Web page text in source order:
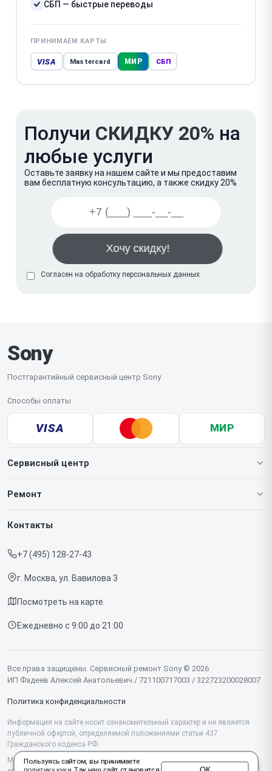
СБП — быстрые переводы
ПРИНИМАЕМ КАРТЫ
VISA Mastercard МИР СБП
Получи СКИДКУ 20% на
любые услуги
Оставьте заявку на нашем сайте и мы предоставим
вам бесплатную консультацию, а также скидку 20%
Согласен на обработку персональных данных
Sony
Постгарантийный сервисный центр Sony
Способы оплаты
VISA МИР
Сервисный центр
О нашем сервисе
Срочный ремонт
Доставка и способы оплаты
Диагностика
Контакты
Ремонт
Игровых приставок
Саундбаров
Планшетов
Проигрывателей винила
Контакты
+7 (495) 128-27-43
г. Москва, ул. Вавилова 3
Посмотреть на карте
Ежедневно с 9:00 до 21:00
Все права защищены. Сервисный ремонт Sony © 2026
ИП Фадеев Алексей Анатольевич / 721100717003 / 322723200028007
Политика конфиденциальности
Информация на сайте носит ознакомительный характер и не является
публичной офертой, определяемой положениями статьи 437
Гражданского кодекса РФ.
Мы специализируемся на обслуживании и ремонте техники Sony, но не
Пользуясь сайтом, вы принимаете